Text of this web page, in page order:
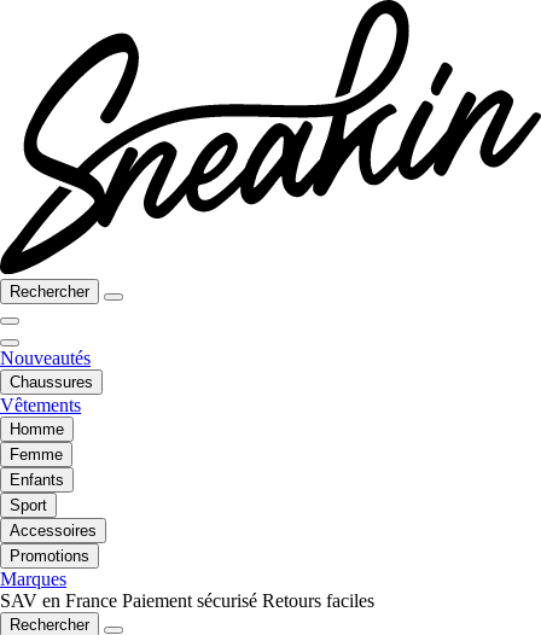
Rechercher
Nouveautés
Chaussures
Vêtements
Homme
Femme
Enfants
Sport
Accessoires
Promotions
Marques
SAV en France Paiement sécurisé Retours faciles
Rechercher